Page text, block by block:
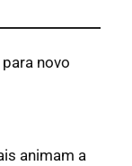
novo
animam a